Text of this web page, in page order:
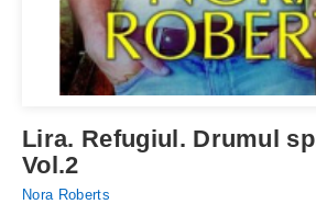
Lira. Refugiul. Drumul
Vol.2
Nora Roberts